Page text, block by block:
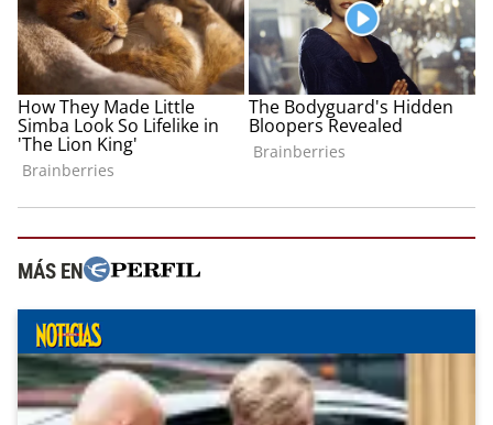
MÁS EN